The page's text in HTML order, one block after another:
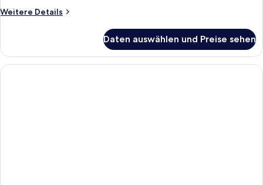
Weitere Details
Weitere
Chaplin
Suite
Daten auswählen und Preise sehen